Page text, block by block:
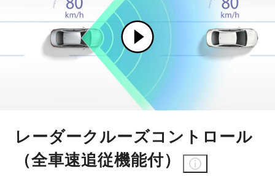
レーダークルーズコントロール
（全車速追従機能付）